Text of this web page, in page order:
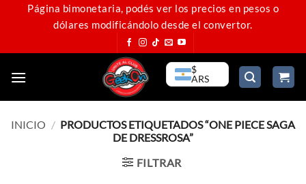
Página bimonetaria, podés ver los precios en pesos o
dólares modificándolo desde el convertor.
$
ARS
INICIO / PRODUCTOS ETIQUETADOS “ONE PIECE SAGA
DE DRESSROSA”
FILTRAR